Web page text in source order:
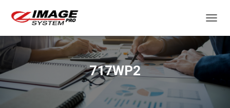
717WP2